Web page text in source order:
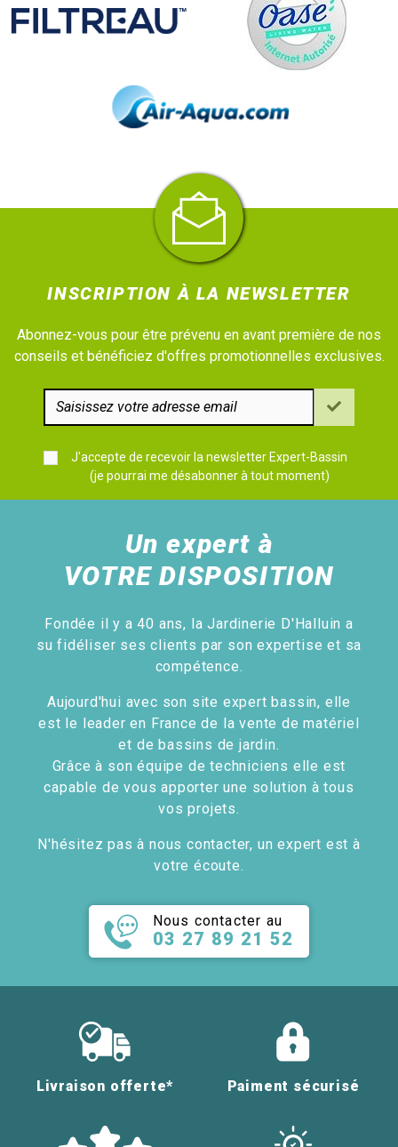
INSCRIPTION À LA NEWSLETTER
Abonnez-vous pour être prévenu en avant première de nos
conseils et bénéficiez d'offres promotionnelles exclusives.
J'accepte de recevoir la newsletter Expert-Bassin
(je pourrai me désabonner à tout moment)
Un expert à
VOTRE DISPOSITION
Fondée il y a 40 ans, la Jardinerie D'Halluin a
su fidéliser ses clients par son expertise et sa
compétence.
Aujourd'hui avec son site expert bassin, elle
est le leader en France de la vente de matériel
et de bassins de jardin.
Grâce à son équipe de techniciens elle est
capable de vous apporter une solution à tous
vos projets.
N'hésitez pas à nous contacter, un expert est à
votre écoute.
Nous contacter au
03 27 89 21 52
Livraison offerte* Paiment sécurisé